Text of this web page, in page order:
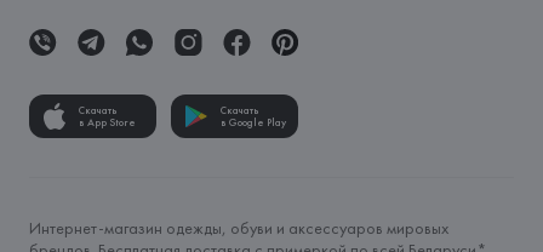
Скачать
в App Store
Скачать
в Google Play
Интернет-магазин одежды, обуви и аксессуаров мировых